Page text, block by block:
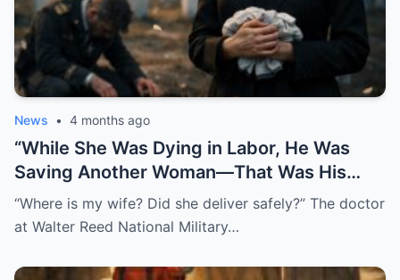
News • 4 months ago
“While She Was Dying in Labor, He Was
Saving Another Woman—That Was His
Biggest Mistake”
“Where is my wife? Did she deliver safely?” The doctor
at Walter Reed National Military…